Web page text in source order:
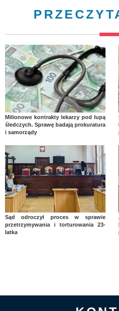
Milionowe kontrakty lekarzy pod lupą
śledczych. Sprawę badają prokuratura
i samorządy
Sąd odroczył proces w sprawie
przetrzymywania i torturowania 23-
latka